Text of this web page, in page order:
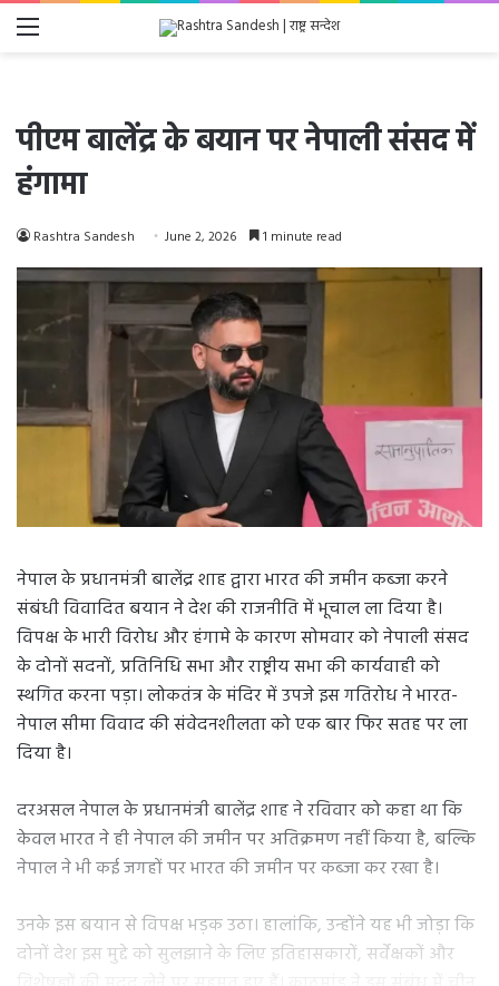
Menu
पीएम बालेंद्र के बयान पर नेपाली संसद में
हंगामा
Rashtra Sandesh June 2, 2026 1 minute read
नेपाल के प्रधानमंत्री बालेंद्र शाह द्वारा भारत की जमीन कब्जा करने
संबंधी विवादित बयान ने देश की राजनीति में भूचाल ला दिया है।
विपक्ष के भारी विरोध और हंगामे के कारण सोमवार को नेपाली संसद
के दोनों सदनों, प्रतिनिधि सभा और राष्ट्रीय सभा की कार्यवाही को
स्थगित करना पड़ा। लोकतंत्र के मंदिर में उपजे इस गतिरोध ने भारत-
नेपाल सीमा विवाद की संवेदनशीलता को एक बार फिर सतह पर ला
दिया है।
दरअसल नेपाल के प्रधानमंत्री बालेंद्र शाह ने रविवार को कहा था कि
केवल भारत ने ही नेपाल की जमीन पर अतिक्रमण नहीं किया है, बल्कि
नेपाल ने भी कई जगहों पर भारत की जमीन पर कब्जा कर रखा है।
उनके इस बयान से विपक्ष भड़क उठा। हालांकि, उन्होंने यह भी जोड़ा कि
दोनों देश इस मुद्दे को सुलझाने के लिए इतिहासकारों, सर्वेक्षकों और